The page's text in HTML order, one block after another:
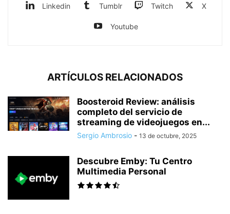
Linkedin Tumblr Twitch X
Youtube
ARTÍCULOS RELACIONADOS
Boosteroid Review: análisis
completo del servicio de
streaming de videojuegos en...
Sergio Ambrosio - 13 de octubre, 2025
Descubre Emby: Tu Centro
Multimedia Personal